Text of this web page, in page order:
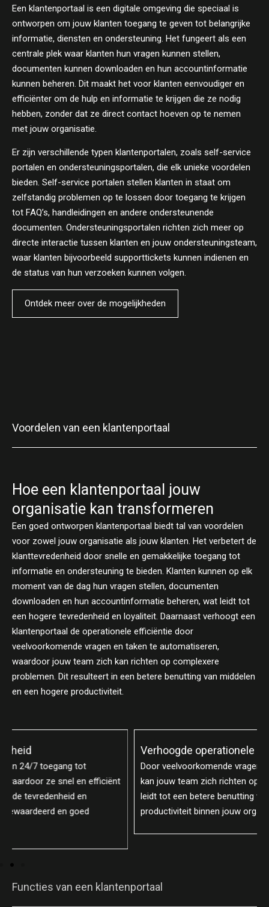
Een klantenportaal is een digitale omgeving die speciaal is
ontworpen om jouw klanten toegang te geven tot belangrijke
informatie, diensten en ondersteuning. Het fungeert als een
centrale plek waar klanten hun vragen kunnen stellen,
documenten kunnen downloaden en hun accountinformatie
kunnen beheren. Dit maakt het voor klanten eenvoudiger en
efficiënter om de hulp en informatie te krijgen die ze nodig
hebben, zonder dat ze direct contact hoeven op te nemen
met jouw organisatie.
Er zijn verschillende typen klantenportalen, zoals self-service
portalen en ondersteuningsportalen, die elk unieke voordelen
bieden. Self-service portalen stellen klanten in staat om
zelfstandig problemen op te lossen door toegang te krijgen
tot FAQ’s, handleidingen en andere ondersteunende
documenten. Ondersteuningsportalen richten zich meer op
directe interactie tussen klanten en jouw ondersteuningsteam,
waar klanten bijvoorbeeld supporttickets kunnen indienen en
de status van hun verzoeken kunnen volgen.
Ontdek meer over de mogelijkheden
Voordelen van een klantenportaal
Functies van een klantenportaal
Hoe een klantenportaal jouw
organisatie kan transformeren
Een goed ontworpen klantenportaal biedt tal van voordelen
voor zowel jouw organisatie als jouw klanten. Het verbetert de
klanttevredenheid door snelle en gemakkelijke toegang tot
informatie en ondersteuning te bieden. Klanten kunnen op elk
moment van de dag hun vragen stellen, documenten
downloaden en hun accountinformatie beheren, wat leidt tot
een hogere tevredenheid en loyaliteit. Daarnaast verhoogt een
klantenportaal de operationele efficiëntie door
veelvoorkomende vragen en taken te automatiseren,
waardoor jouw team zich kan richten op complexere
problemen. Dit resulteert in een betere benutting van middelen
en een hogere productiviteit.
Verhoogde operationele efficiëntie
Door veelvoorkomende vragen en taken te automatiseren,
kan jouw team zich richten op complexere problemen. Dit
leidt tot een betere benutting van middelen en verhoogt de
productiviteit binnen jouw organisatie.